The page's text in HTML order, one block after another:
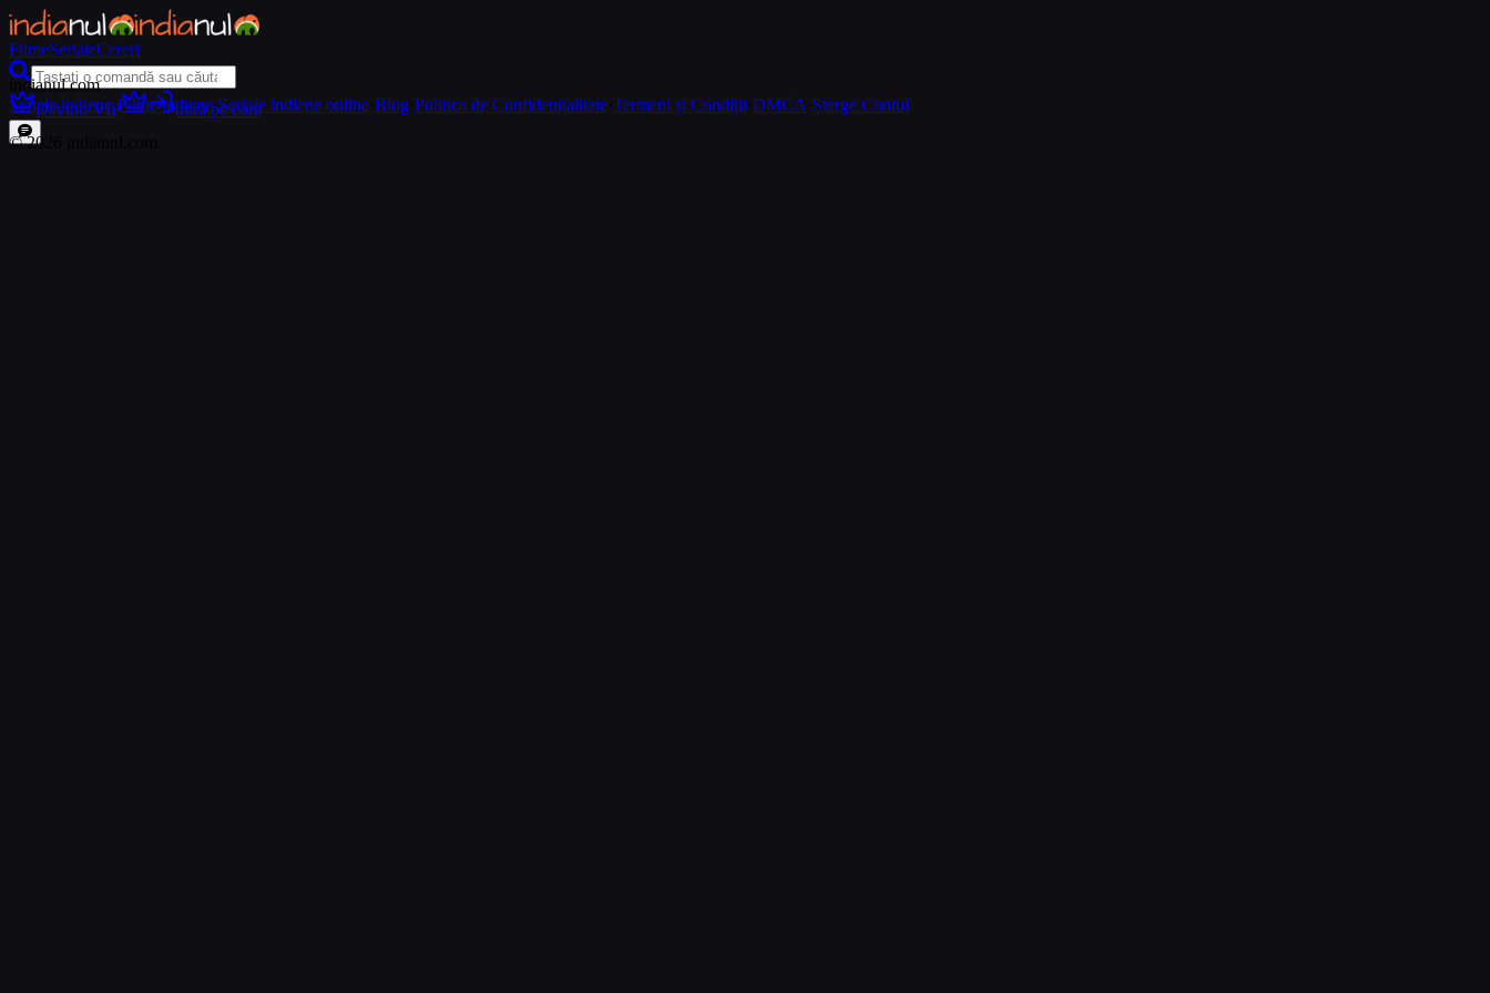
FilmeSerialeCereri
Devino VIP Intră pe cont
indianul.com
Seriale indiene·Filme indiene·Seriale indiene online Blog Politica de Confidențialitate Termeni și Condiții DMCA Șterge Contul
©2026